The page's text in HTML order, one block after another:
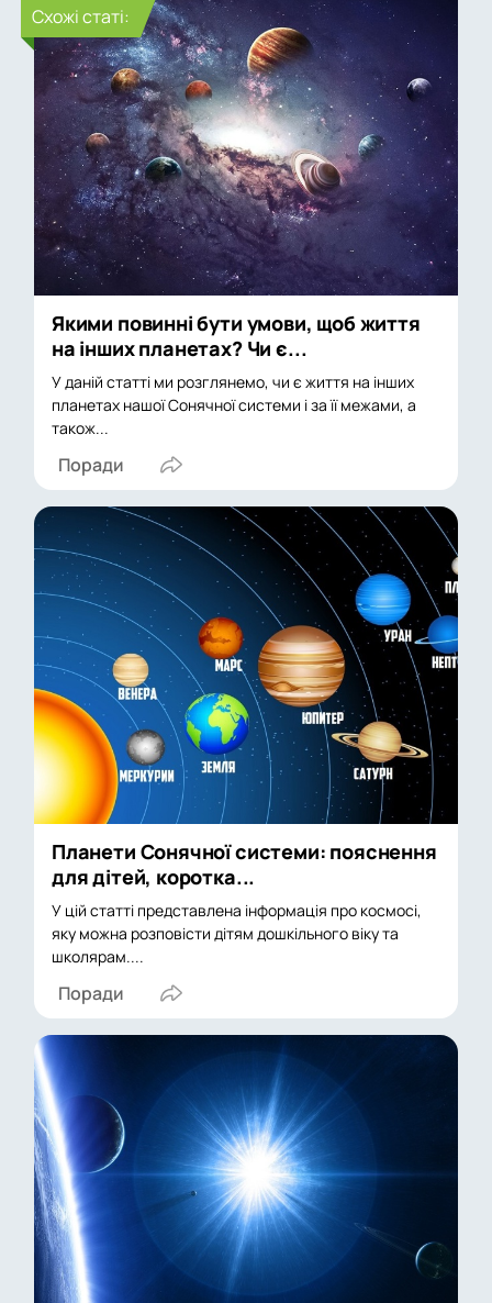
Cхожі статі:
Якими повинні бути умови, щоб життя
на інших планетах? Чи є...
У даній статті ми розглянемо, чи є життя на інших
планетах нашої Сонячної системи і за її межами, а
також...
Поради
Планети Сонячної системи: пояснення
для дітей, коротка...
У цій статті представлена інформація про космосі,
яку можна розповісти дітям дошкільного віку та
школярам....
Поради